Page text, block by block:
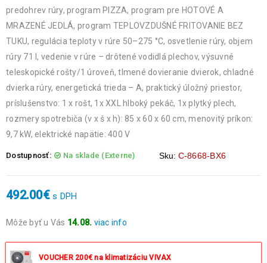
predohrev rúry, program PIZZA, program pre HOTOVÉ A
MRAZENÉ JEDLÁ, program TEPLOVZDUŠNÉ FRITOVANIE BEZ
TUKU, regulácia teploty v rúre 50–275 °C, osvetlenie rúry, objem
rúry 71 l, vedenie v rúre – drôtené vodidlá plechov, výsuvné
teleskopické rošty/1 úroveň, tlmené dovieranie dvierok, chladné
dvierka rúry, energetická trieda – A, praktický úložný priestor,
príslušenstvo: 1 x rošt, 1x XXL hlboký pekáč, 1x plytký plech,
rozmery spotrebiča (v x š x h): 85 x 60 x 60 cm, menovitý príkon:
9,7 kW, elektrické napätie: 400 V
Dostupnosť: Na sklade (Externe) Sku: C-8668-BX6
492.00€ s DPH
Môže byť u Vás 14.08. viac info
okrem víkendov a sviatkov.
VOUCHER 200€ na klimatizáciu VIVAX